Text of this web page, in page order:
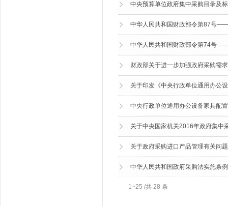
中央预算单位政府集中采购目录及
中华人民共和国财政部令第87号
中华人民共和国财政部令第74号
财政部关于进一步加强政府采购需
关于印发《中央行政单位通用办公
中央行政单位通用办公设备家具配
关于中央国家机关2016年政府集中
关于政府采购进口产品管理有关问
中华人民共和国政府采购法实施条例
1~25 /共 28 条